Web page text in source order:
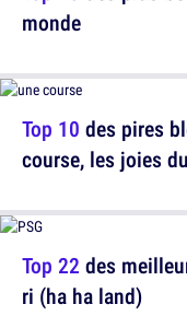
Top 10 des pires
course, les joies
monde
Top 22 des
ri (ha ha land)